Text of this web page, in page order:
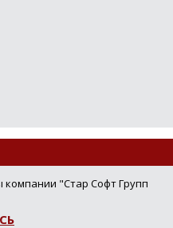
"Стар Софт Групп